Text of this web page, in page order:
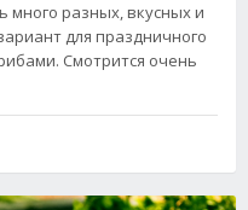
много разных, вкусных и
для праздничного
Смотрится очень